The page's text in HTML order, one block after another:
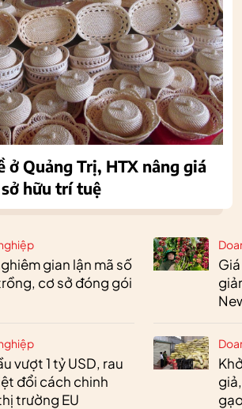
gian lận mã số
cơ sở đóng gói
vượt 1 tỷ USD, rau
đổi cách chinh
trường EU
ở Quảng Trị, HTX nâng giá
hữu trí tuệ